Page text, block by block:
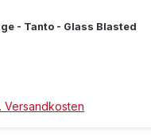
- Tanto - Glass Blasted
Versandkosten